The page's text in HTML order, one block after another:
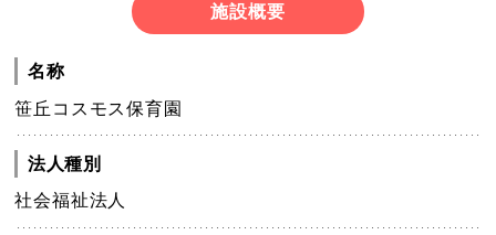
施設概要
名称
笹丘コスモス保育園
法人種別
社会福祉法人